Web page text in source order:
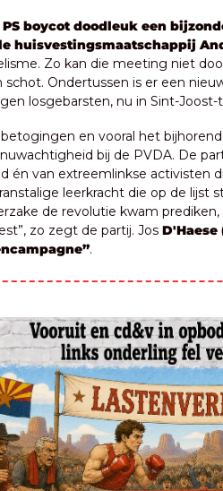
PS boycot doodleuk een
huisvestingsmaatschappij
Zo kan die meeting niet
schot. Ondertussen is er een
losgebarsten, nu in Sint-Joost-
en vooral het
bij de PVDA. De
én van extreemlinkse activisten
leerkracht die op de lijst
de revolutie kwam
zo zegt de partij. Jos D'Haese
.